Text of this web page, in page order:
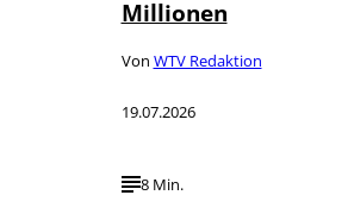
Millionen
Von WTV Redaktion
19.07.2026
8 Min.